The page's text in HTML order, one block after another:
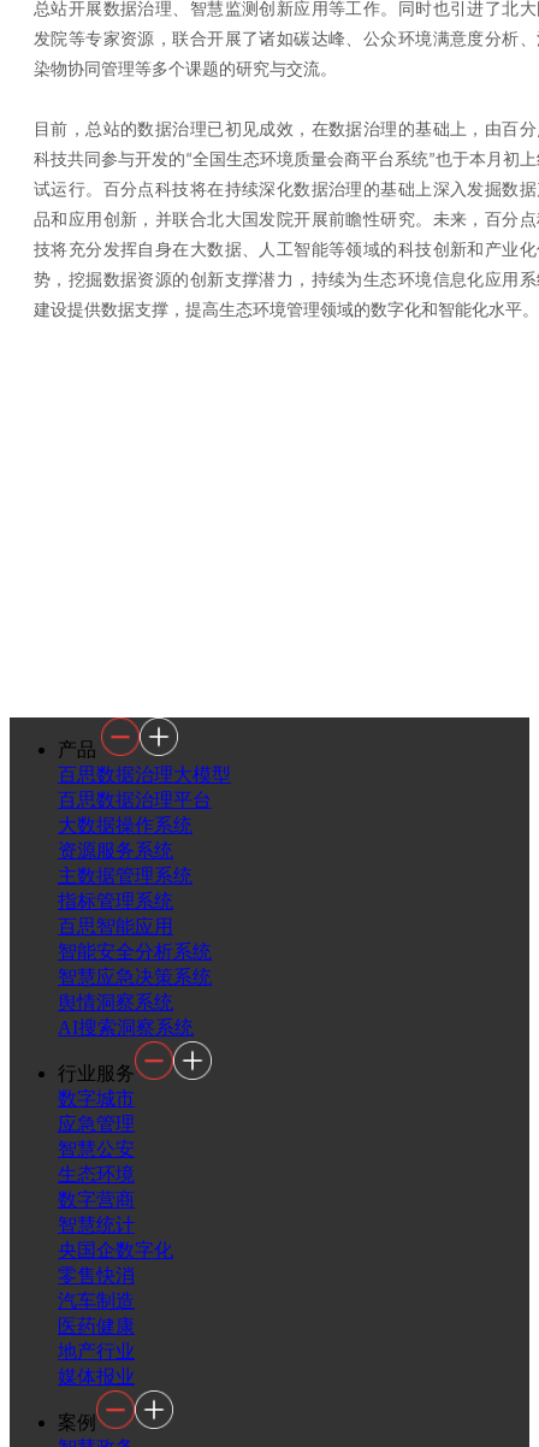
总站开展数据治理、智慧监测创新应用等工作。同时也引进了北大
发院等专家资源，联合开展了诸如碳达峰、公众环境满意度分析、
染物协同管理等多个课题的研究与交流。
目前，总站的数据治理已初见成效，在数据治理的基础上，由百
科技共同参与开发的“全国生态环境质量会商平台系统”也于本月初
试运行。百分点科技将在持续深化数据治理的基础上深入发掘数据
品和应用创新，并联合北大国发院开展前瞻性研究。未来，百分点
技将充分发挥自身在大数据、人工智能等领域的科技创新和产业化
势，挖掘数据资源的创新支撑潜力，持续为生态环境信息化应用系
建设提供数据支撑，提高生态环境管理领域的数字化和智能化水平。
产品
百思数据治理大模型
百思数据治理平台
大数据操作系统
资源服务系统
主数据管理系统
指标管理系统
百思智能应用
智能安全分析系统
智慧应急决策系统
舆情洞察系统
AI搜索洞察系统
行业服务
数字城市
应急管理
智慧公安
生态环境
数字营商
智慧统计
央国企数字化
零售快消
汽车制造
医药健康
地产行业
媒体报业
案例